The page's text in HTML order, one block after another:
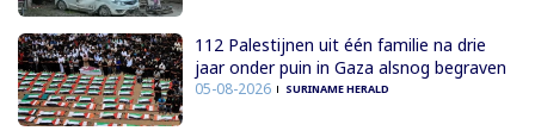
112 Palestijnen uit één familie na drie
jaar onder puin in Gaza alsnog begraven
05-08-2026 SURINAME HERALD